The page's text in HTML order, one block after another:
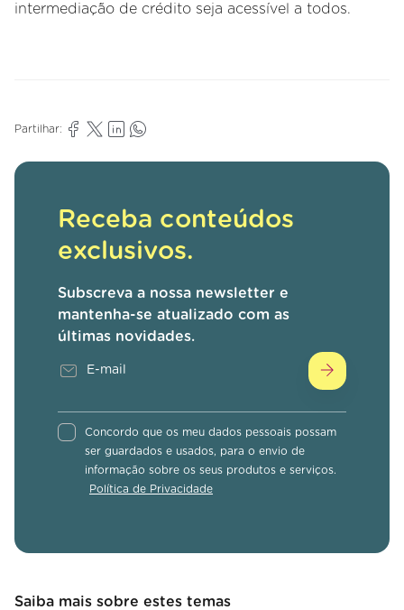
intermediação de crédito seja acessível a todos.
Partilhar:
Receba conteúdos
exclusivos.
Subscreva a nossa newsletter e
mantenha-se atualizado com as
últimas novidades.
Concordo que os meu dados pessoais possam
ser guardados e usados, para o envio de
informação sobre os seus produtos e serviços.
Política de Privacidade
Saiba mais sobre estes temas